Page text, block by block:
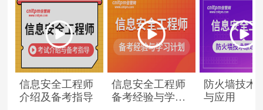
信息安全工程师
介绍及备考指导
信息安全工程师
备考经验与学习
防火墙技术
与应用